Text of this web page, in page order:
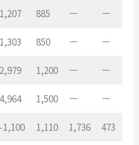
1,207 885 － －
1,303 850 － －
2,979 1,200 － －
4,964 1,500 － －
-1,100 1,110 1,736 473